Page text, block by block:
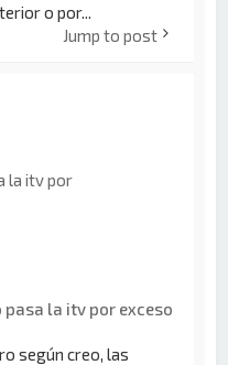
o por...
Jump to post
la itv por
pasa la itv por exceso
según creo, las